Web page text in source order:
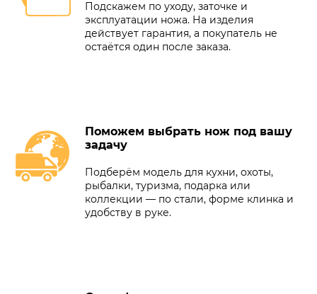
Подскажем по уходу, заточке и
эксплуатации ножа. На изделия
действует гарантия, а покупатель не
остаётся один после заказа.
Поможем выбрать нож под вашу
задачу
Подберём модель для кухни, охоты,
рыбалки, туризма, подарка или
коллекции — по стали, форме клинка и
удобству в руке.